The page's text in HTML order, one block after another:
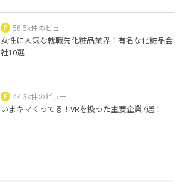
56.5k件のビュー
女性に人気な就職先化粧品業界！有名な化粧品会
社10選
44.3k件のビュー
いまキマくってる！VRを扱った主要企業7選！